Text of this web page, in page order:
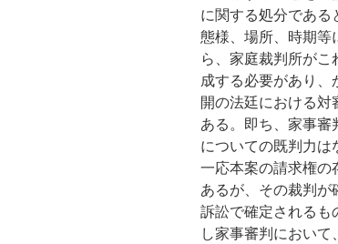
に関する処分である
態様、場所、時期等
ら、家庭裁判所が
成する必要があり
開の法廷における
ある。即ち、家事審
についての既判力は
一応本案の請求権の
あるが、その裁判が
訴訟で確定されるも
し家事審判におい